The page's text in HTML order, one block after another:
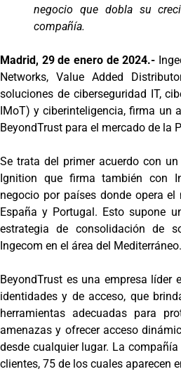
negocio que dobla su
compañía.
Madrid, 29 de enero de 2024.-
Networks, Value Added
soluciones de ciberseguridad IT,
IMoT) y ciberinteligencia, firma un
BeyondTrust para el mercado de la
Se trata del primer acuerdo con
Ignition que firma también con
negocio por países donde opera
España y Portugal. Esto supone
estrategia de consolidación de
Ingecom en el área del Mediterráneo.
BeyondTrust es una empresa líder
identidades y de acceso, que
herramientas adecuadas para
amenazas y ofrecer acceso
desde cualquier lugar. La
clientes, 75 de los cuales aparecen